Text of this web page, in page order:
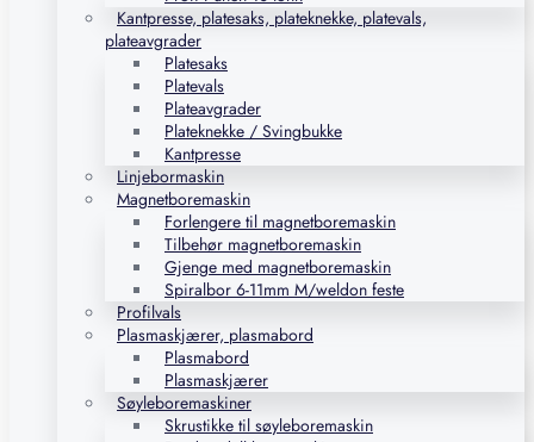
Kantpresse, platesaks, plateknekke, platevals,
plateavgrader
Platesaks
Platevals
Plateavgrader
Plateknekke / Svingbukke
Kantpresse
Linjebormaskin
Magnetboremaskin
Forlengere til magnetboremaskin
Tilbehør magnetboremaskin
Gjenge med magnetboremaskin
Spiralbor 6-11mm M/weldon feste
Profilvals
Plasmaskjærer, plasmabord
Plasmabord
Plasmaskjærer
Søyleboremaskiner
Skrustikke til søyleboremaskin